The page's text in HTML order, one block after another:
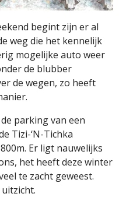
begint zijn er al
weg die het kennelijk
mogelijke auto weer
de blubber
de wegen, zo heeft
parking van een
Tizi-‘N-Tichka
Er ligt nauwelijks
het heeft deze winter
te zacht geweest.